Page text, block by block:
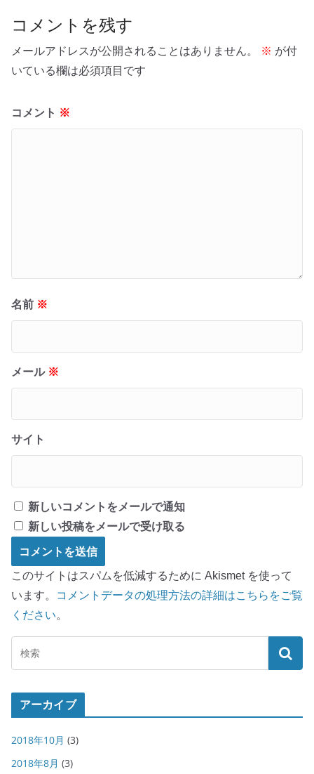
コメントを残す
メールアドレスが公開されることはありません。 ※ が付
いている欄は必須項目です
コメント ※
名前 ※
メール ※
サイト
新しいコメントをメールで通知
新しい投稿をメールで受け取る
このサイトはスパムを低減するために Akismet を使って
います。
コメントデータの処理方法の詳細はこちらをご覧
ください。
アーカイブ
2018年10月 (3)
2018年8月 (3)